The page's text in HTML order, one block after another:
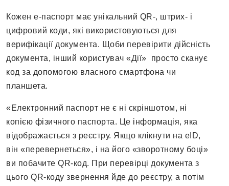
Кожен е-паспорт має унікальний QR-, штрих- і
цифровий коди, які використовуються для
верифікації документа. Щоби перевірити дійсність
документа, інший користувач «Дії» просто сканує
код за допомогою власного смартфона чи
планшета.
«Електронний паспорт не є ні скріншотом, ні
копією фізичного паспорта. Це інформація, яка
відображається з реєстру. Якщо клікнути на eID,
він «перевернеться», і на його «зворотному боці»
ви побачите QR-код. При перевірці документа з
цього QR-коду звернення йде до реєстру, а потім